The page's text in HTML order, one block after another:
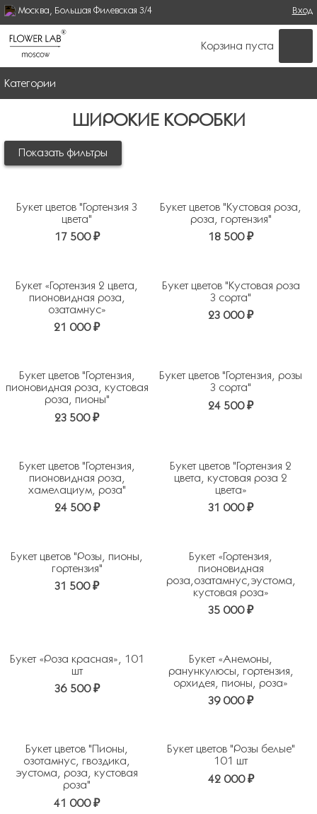
Москва, Большая Филевская 3/4 ФОРМА ПОИСКА
Вход
Корзина пуста
Категории
ШИРОКИЕ КОРОБКИ
Показать фильтры
Состав букета
Аллиум
Астранция
Брассика
Бруния
Бувардия
Гербера
Гиацинт
Гиперикум
Гипсофила
Гладиолус
Гортензия
Кампанула
Красивоплодник
Краспедия
Лаванда
Леукадендрон
Лимониум
Нобилис
Озотамнус
Оксипеталум
Персик
Пшеница
Ранункулюс
Роза
Роза кустовая
Роза пионовидная
Серрурия
Букет цветов "Гортензия 3
цвета"
17 500 ₽
Букет цветов "Кустовая роза,
роза, гортензия"
18 500 ₽
Букет «Гортензия 2 цвета,
пионовидная роза,
озатамнус»
21 000 ₽
Букет цветов "Кустовая роза
3 сорта"
23 000 ₽
Букет цветов "Гортензия,
пионовидная роза, кустовая
роза, пионы"
23 500 ₽
Букет цветов "Гортензия, розы
3 сорта"
24 500 ₽
Букет цветов "Гортензия,
пионовидная роза,
хамелациум, роза"
24 500 ₽
Букет цветов "Гортензия 2
цвета, кустовая роза 2
цвета»
31 000 ₽
Букет цветов "Розы, пионы,
гортензия"
31 500 ₽
Букет «Гортензия,
пионовидная
роза,озатамнус,эустома,
кустовая роза»
35 000 ₽
Букет «Роза красная», 101
шт
36 500 ₽
Букет «Анемоны,
ранункулюсы, гортензия,
орхидея, пионы, роза»
39 000 ₽
Букет цветов "Пионы,
озотамнус, гвоздика,
эустома, роза, кустовая
роза"
41 000 ₽
Букет цветов "Розы белые"
101 шт
42 000 ₽